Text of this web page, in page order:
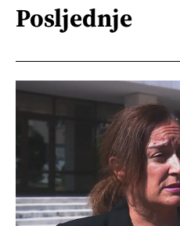
Posljednje